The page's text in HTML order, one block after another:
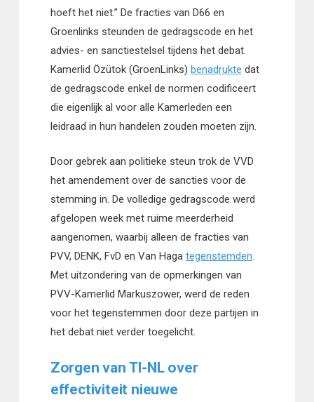
hoeft het niet.” De fracties van D66 en
Groenlinks steunden de gedragscode en het
advies- en sanctiestelsel tijdens het debat.
Kamerlid Özütok (GroenLinks) benadrukte dat
de gedragscode enkel de normen codificeert
die eigenlijk al voor alle Kamerleden een
leidraad in hun handelen zouden moeten zijn.
Door gebrek aan politieke steun trok de VVD
het amendement over de sancties voor de
stemming in. De volledige gedragscode werd
afgelopen week met ruime meerderheid
aangenomen, waarbij alleen de fracties van
PVV, DENK, FvD en Van Haga tegenstemden
Met uitzondering van de opmerkingen van
PVV-Kamerlid Markuszower, werd de reden
voor het tegenstemmen door deze partijen in
het debat niet verder toegelicht.
Zorgen van TI-NL over
effectiviteit nieuwe